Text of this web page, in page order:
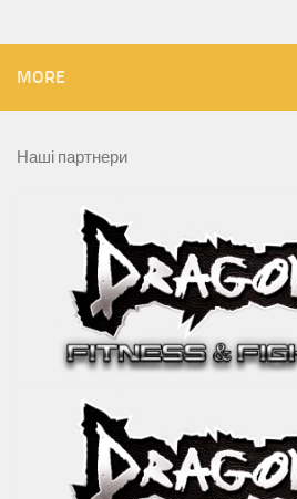
MORE
Наші партнери